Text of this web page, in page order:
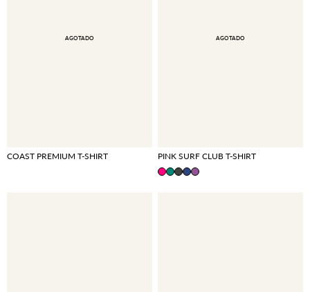
AGOTADO
COAST PREMIUM T-SHIRT
AGOTADO
PINK SURF CLUB T-SHIRT